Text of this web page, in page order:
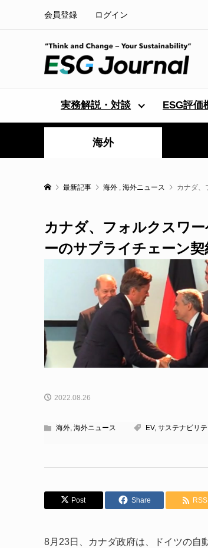
会員登録 ログイン
実務解説・対談 ESG評価
海外
最新記事 海外 , 海外ニュース カナダ、
カナダ、フォルクスワ
ーのサプライチェーン契
2022.08.26
海外, 海外ニュース EV, サステナビリテ
Post Share RSS
8月23日、カナダ政府は、ドイツの自